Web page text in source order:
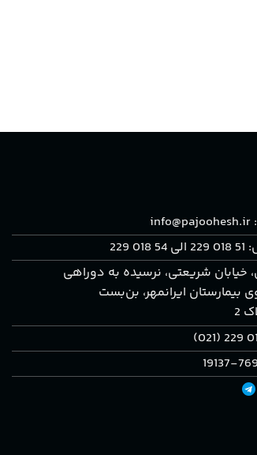
info@pajoohesh.ir
خيابان شريعتی، نرسيده به دوراهی
بيمارستان ايرانمهر، بن‌بست
2